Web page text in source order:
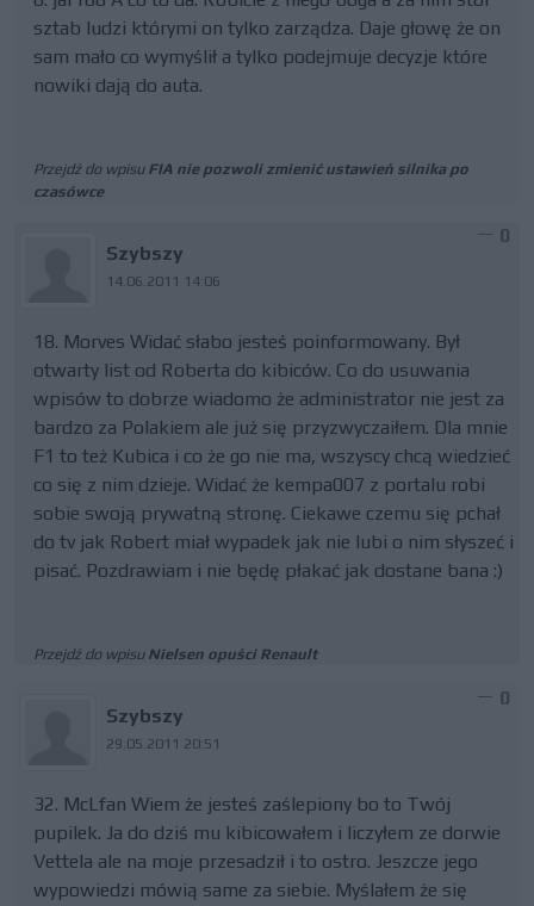
sztab ludzi którymi on tylko zarządza. Daje głowę że on
sam mało co wymyślił a tylko podejmuje decyzje które
nowiki dają do auta.
Przejdź do wpisu FIA nie pozwoli zmienić ustawień silnika po
czasówce
Szybszy
14.06.2011 14:06
0
18. Morves Widać słabo jesteś poinformowany. Był
otwarty list od Roberta do kibiców. Co do usuwania
wpisów to dobrze wiadomo że administrator nie jest za
bardzo za Polakiem ale już się przyzwyczaiłem. Dla mnie
F1 to też Kubica i co że go nie ma, wszyscy chcą wiedzieć
co się z nim dzieje. Widać że kempa007 z portalu robi
sobie swoją prywatną stronę. Ciekawe czemu się pchał
do tv jak Robert miał wypadek jak nie lubi o nim słyszeć i
pisać. Pozdrawiam i nie będę płakać jak dostane bana :)
Przejdź do wpisu Nielsen opuści Renault
Szybszy
29.05.2011 20:51
0
32. McLfan Wiem że jesteś zaślepiony bo to Twój
pupilek. Ja do dziś mu kibicowałem i liczyłem ze dorwie
Vettela ale na moje przesadził i to ostro. Jeszcze jego
wypowiedzi mówią same za siebie. Myślałem że się